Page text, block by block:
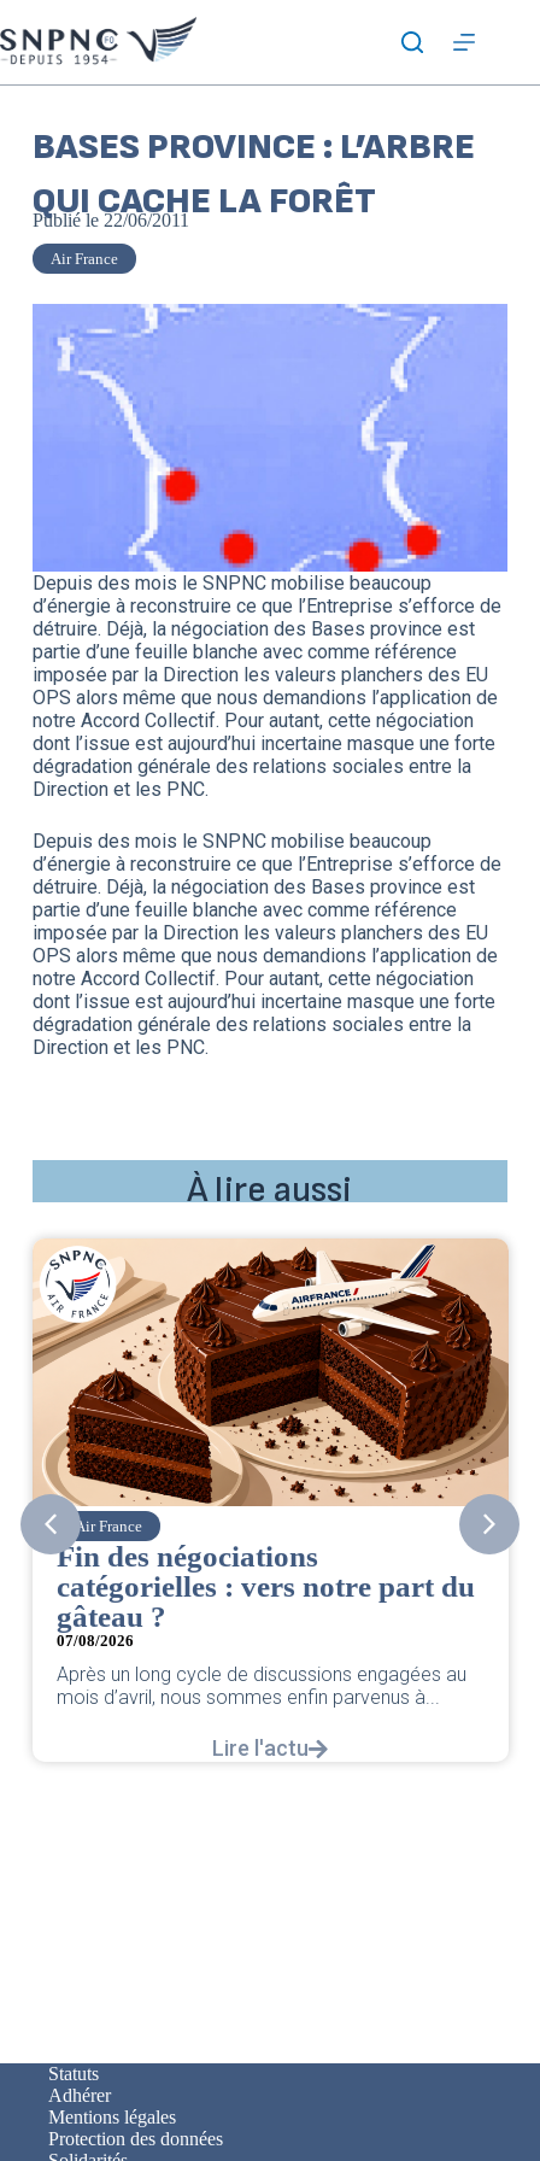
BASES PROVINCE : L’ARBRE
QUI CACHE LA FORÊT
Publié le 22/06/2011
Air France
Depuis des mois le SNPNC mobilise beaucoup
d’énergie à reconstruire ce que l’Entreprise s’efforce de
détruire. Déjà, la négociation des Bases province est
partie d’une feuille blanche avec comme référence
imposée par la Direction les valeurs planchers des EU
OPS alors même que nous demandions l’application de
notre Accord Collectif. Pour autant, cette négociation
dont l’issue est aujourd’hui incertaine masque une forte
dégradation générale des relations sociales entre la
Direction et les PNC.
Depuis des mois le SNPNC mobilise beaucoup
d’énergie à reconstruire ce que l’Entreprise s’efforce de
détruire. Déjà, la négociation des Bases province est
partie d’une feuille blanche avec comme référence
imposée par la Direction les valeurs planchers des EU
OPS alors même que nous demandions l’application de
notre Accord Collectif. Pour autant, cette négociation
dont l’issue est aujourd’hui incertaine masque une forte
dégradation générale des relations sociales entre la
Direction et les PNC.
À lire aussi
Air France
Fin des négociations
catégorielles : vers notre part du
gâteau ?
07/08/2026
Après un long cycle de discussions engagées au
mois d’avril, nous sommes enfin parvenus à...
Lire l'actu
Statuts
Adhérer
Mentions légales
Protection des données